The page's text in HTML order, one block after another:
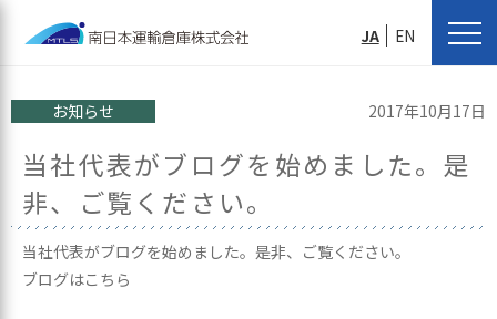
JA EN
お知らせ 2017年10月17日
当社代表がブログを始めました。是
非、ご覧ください。
当社代表がブログを始めました。是非、ご覧ください。
ブログはこちら